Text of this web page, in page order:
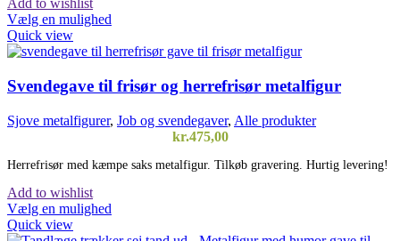
Add to wishlist
Vælg en mulighed
Quick view
Svendegave til frisør og herrefrisør metalfigur
Sjove metalfigurer, Job og svendegaver, Alle produkter
kr.475,00
Herrefrisør med kæmpe saks metalfigur. Tilkøb gravering. Hurtig levering!
Add to wishlist
Vælg en mulighed
Quick view